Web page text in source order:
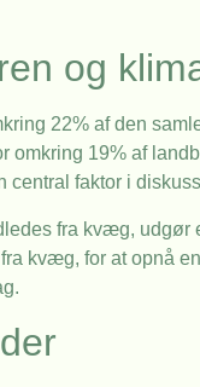
og
22% af den
omkring 19% af
central faktor i
fra kvæg,
kvæg, for at opnå